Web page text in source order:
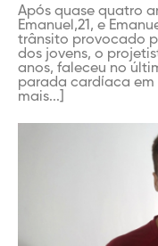
Após quase quatro
Emanuel,21, e
trânsito provocado
dos jovens, o
anos, faleceu no
parada cardíaca em
mais...]